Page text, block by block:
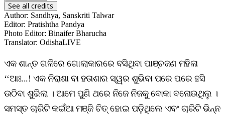
See all credits
Author: Sandhya, Sanskriti Talwar
Editor: Pratishtha Pandya
Photo Editor: Binaifer Bharucha
Translator: OdishaLIVE
ଏକ ଶାନ୍ତ ଗଳିରେ ଗୋଲାକାରରେ ବସିଥିବା ପାଞ୍ଚଜଣ ମହିଳା
‘‘ଆଃ...! ଏକ ନିରାଶା ବା ହତାଶାର ସ୍ୱର ଶୁଭିବା ପରେ ପରେ ହସି
ଉଠିବା ଶୁଭିଲା । ଆମେ ପୁଣି ଥରେ ନିଜେ ନିଜକୁ ବୋକା ବନୋଉଥିଲୁ ।
ସମସ୍ତ ଚାରିଟି କଇଁଆ ମଞ୍ଜି ଚିତ୍ ହୋଇ ପଡ଼ିଥିଲେ ଏବଂ ଚାରିଟି ଭିନ୍ନ